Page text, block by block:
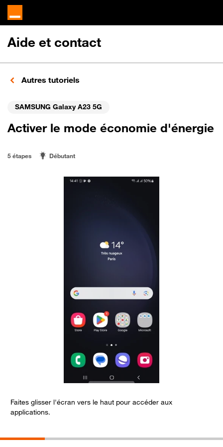
Aide et contact
Autres tutoriels
SAMSUNG Galaxy A23 5G
Activer le mode économie d'énergie
5 étapes Débutant
Faites glisser l'écran vers le haut pour accéder aux
applications.